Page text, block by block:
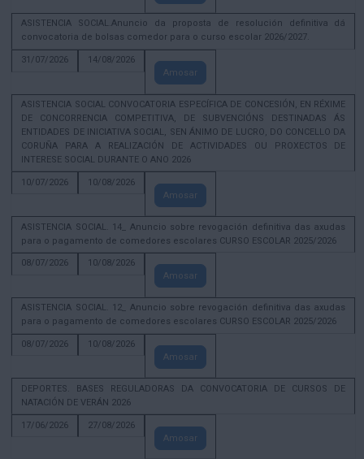
ASISTENCIA SOCIAL.Anuncio da proposta de resolución definitiva dá
convocatoria de bolsas comedor para o curso escolar 2026/2027.
31/07/2026
14/08/2026
Amosar
ASISTENCIA SOCIAL CONVOCATORIA ESPECÍFICA DE CONCESIÓN, EN RÉXIME
DE CONCORRENCIA COMPETITIVA, DE SUBVENCIÓNS DESTINADAS ÁS
ENTIDADES DE INICIATIVA SOCIAL, SEN ÁNIMO DE LUCRO, DO CONCELLO DA
CORUÑA PARA A REALIZACIÓN DE ACTIVIDADES OU PROXECTOS DE
INTERESE SOCIAL DURANTE O ANO 2026
10/07/2026
10/08/2026
Amosar
ASISTENCIA SOCIAL. 14_ Anuncio sobre revogación definitiva das axudas
para o pagamento de comedores escolares CURSO ESCOLAR 2025/2026
08/07/2026
10/08/2026
Amosar
ASISTENCIA SOCIAL. 12_ Anuncio sobre revogación definitiva das axudas
para o pagamento de comedores escolares CURSO ESCOLAR 2025/2026
08/07/2026
10/08/2026
Amosar
DEPORTES. BASES REGULADORAS DA CONVOCATORIA DE CURSOS DE
NATACIÓN DE VERÁN 2026
17/06/2026
27/08/2026
Amosar